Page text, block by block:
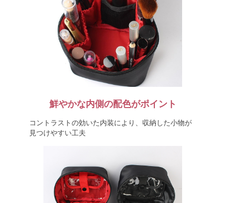
鮮やかな内側の配色がポイント
コントラストの効いた内装により、収納した小物が
見つけやすい工夫